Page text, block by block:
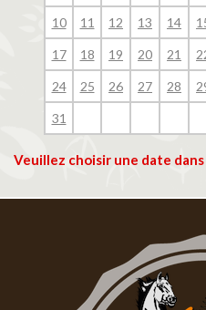
10 11 12 13 14
17 18 19 20 21
24 25 26 27 28
31
Veuillez choisir une date